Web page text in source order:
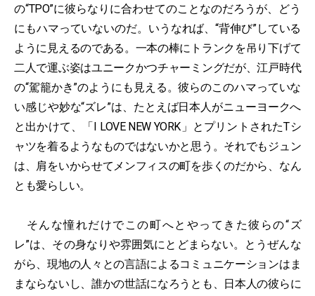
の“TPO”に彼らなりに合わせてのことなのだろうが、どう
にもハマっていないのだ。いうなれば、“背伸び”している
ように見えるのである。一本の棒にトランクを吊り下げて
二人で運ぶ姿はユニークかつチャーミングだが、江戸時代
の“駕籠かき”のようにも見える。彼らのこのハマっていな
い感じや妙な“ズレ”は、たとえば日本人がニューヨークへ
と出かけて、「I LOVE NEW YORK」とプリントされたTシ
ャツを着るようなものではないかと思う。それでもジュン
は、肩をいからせてメンフィスの町を歩くのだから、なん
とも愛らしい。
そんな憧れだけでこの町へとやってきた彼らの“ズ
レ”は、その身なりや雰囲気にとどまらない。とうぜんな
がら、現地の人々との言語によるコミュニケーションはま
まならないし、誰かの世話になろうとも、日本人の彼らに